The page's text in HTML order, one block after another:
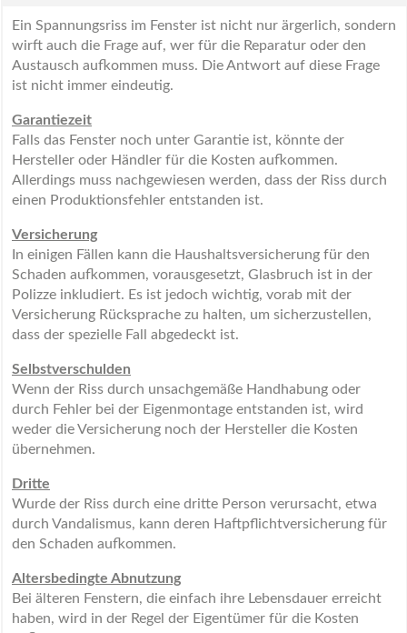
Ein Spannungsriss im Fenster ist nicht nur ärgerlich, sondern
wirft auch die Frage auf, wer für die Reparatur oder den
Austausch aufkommen muss. Die Antwort auf diese Frage
ist nicht immer eindeutig.
Garantiezeit
Falls das Fenster noch unter Garantie ist, könnte der
Hersteller oder Händler für die Kosten aufkommen.
Allerdings muss nachgewiesen werden, dass der Riss durch
einen Produktionsfehler entstanden ist.
Versicherung
In einigen Fällen kann die Haushaltsversicherung für den
Schaden aufkommen, vorausgesetzt, Glasbruch ist in der
Polizze inkludiert. Es ist jedoch wichtig, vorab mit der
Versicherung Rücksprache zu halten, um sicherzustellen,
dass der spezielle Fall abgedeckt ist.
Selbstverschulden
Wenn der Riss durch unsachgemäße Handhabung oder
durch Fehler bei der Eigenmontage entstanden ist, wird
weder die Versicherung noch der Hersteller die Kosten
übernehmen.
Dritte
Wurde der Riss durch eine dritte Person verursacht, etwa
durch Vandalismus, kann deren Haftpflichtversicherung für
den Schaden aufkommen.
Altersbedingte Abnutzung
Bei älteren Fenstern, die einfach ihre Lebensdauer erreicht
haben, wird in der Regel der Eigentümer für die Kosten